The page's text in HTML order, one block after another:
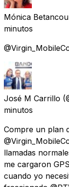
Mónica
minutos
José M Carrillo
minutos
Compre un plan
llamadas
me cargaron
cuando yo